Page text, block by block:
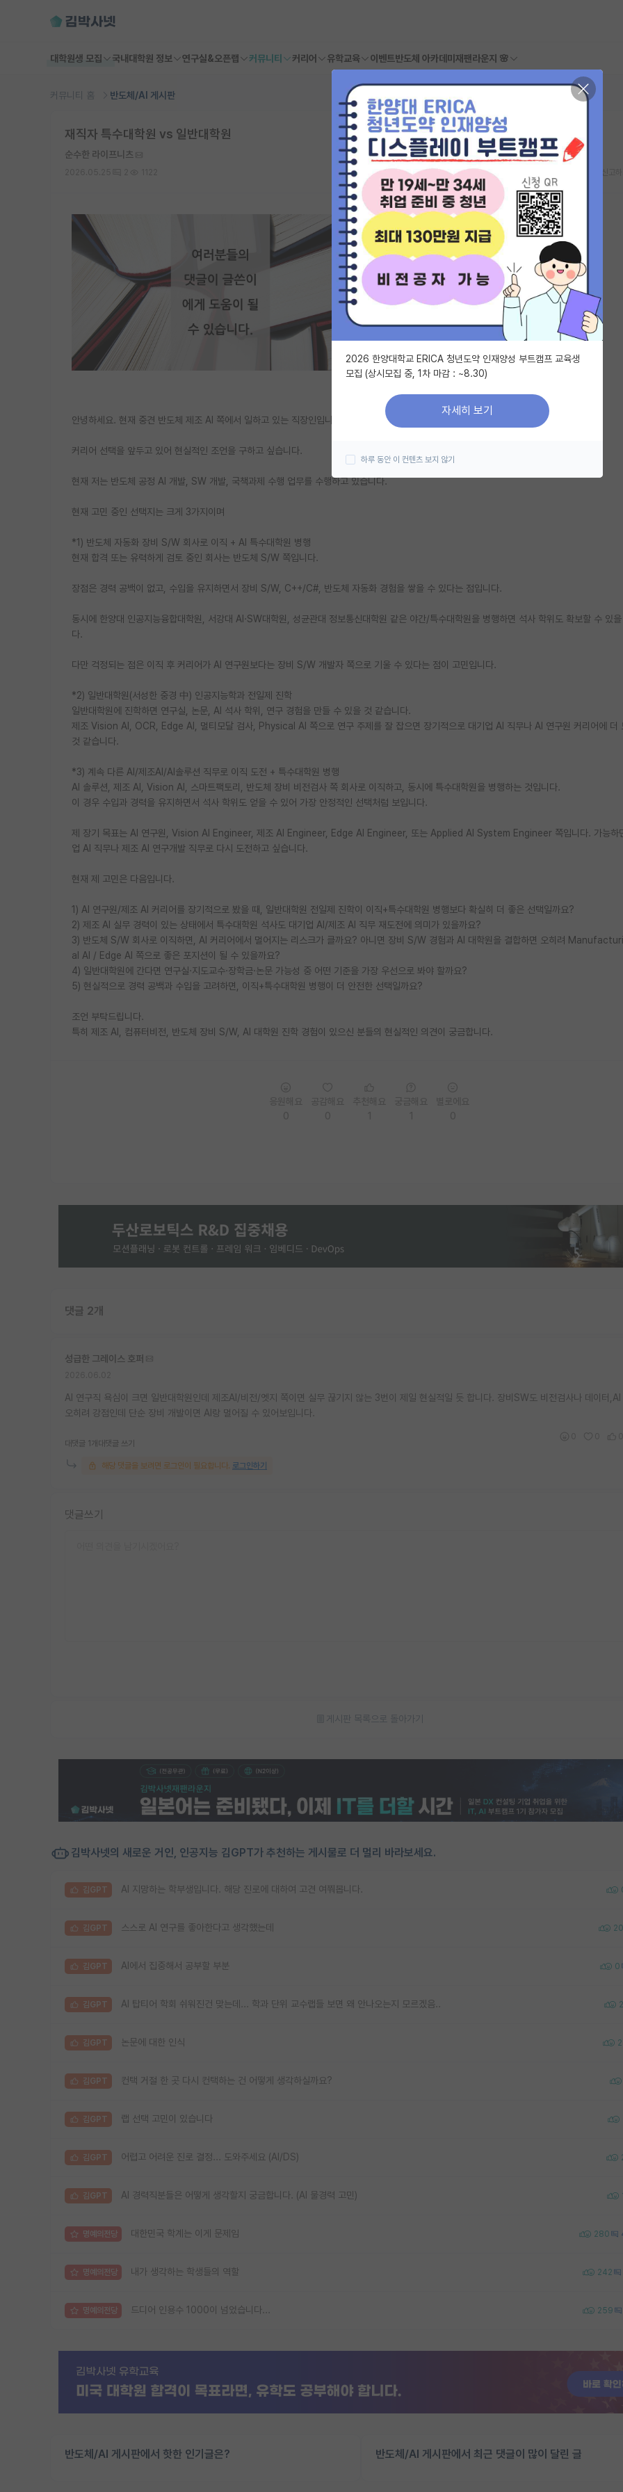
대학원생 모집 국내대학원 정보 연구실&오픈랩 커뮤니티 커리어 유학교육 이벤트반도체 아카데미 재팬라운지 🌸
커뮤니티 홈 반도체/AI 게시판
재직자 특수대학원 vs 일반대학원
순수한 라이프니츠
안녕하세요. 현재 중견 반도체 제조 AI 쪽에서 일하고 있는 직장인입니다.
커리어 선택을 앞두고 있어 현실적인 조언을 구하고 싶습니다.
현재 저는 반도체 공정 AI 개발, SW 개발, 국책과제 수행 업무를 수행하고 있습니다.
현재 고민 중인 선택지는 크게 3가지이며
*1) 반도체 자동화 장비 S/W 회사로 이직 + AI 특수대학원 병행
현재 합격 또는 유력하게 검토 중인 회사는 반도체 S/W 쪽입니다.
장점은 경력 공백이 없고, 수입을 유지하면서 장비 S/W, C++/C#, 반도체 자동화 경험을 쌓을 수 있다는 점입니다.
동시에 한양대 인공지능융합대학원, 서강대 AI·SW대학원, 성균관대 정보통신대학원 같은 야간/특수대학원을 병행하면 석사 학위도 확보할 수 있
다.
다만 걱정되는 점은 이직 후 커리어가 AI 연구원보다는 장비 S/W 개발자 쪽으로 기울 수 있다는 점이 고민입니다.
*2) 일반대학원(서성한 중경 中) 인공지능학과 전일제 진학
일반대학원에 진학하면 연구실, 논문, AI 석사 학위, 연구 경험을 만들 수 있을 것 같습니다.
제조 Vision AI, OCR, Edge AI, 멀티모달 검사, Physical AI 쪽으로 연구 주제를 잘 잡으면 장기적으로 대기업 AI 직무나 AI 연구원 커리어에 더
것 같습니다.
*3) 계속 다른 AI/제조AI/AI솔루션 직무로 이직 도전 + 특수대학원 병행
AI 솔루션, 제조 AI, Vision AI, 스마트팩토리, 반도체 장비 비전검사 쪽 회사로 이직하고, 동시에 특수대학원을 병행하는 것입니다.
이 경우 수입과 경력을 유지하면서 석사 학위도 얻을 수 있어 가장 안정적인 선택처럼 보입니다.
제 장기 목표는 AI 연구원, Vision AI Engineer, 제조 AI Engineer, Edge AI Engineer, 또는 Applied AI System Engineer 쪽입니다. 가능하
업 AI 직무나 제조 AI 연구개발 직무로 다시 도전하고 싶습니다.
현재 제 고민은 다음입니다.
1) AI 연구원/제조 AI 커리어를 장기적으로 봤을 때, 일반대학원 전일제 진학이 이직+특수대학원 병행보다 확실히 더 좋은 선택일까요?
2) 제조 AI 실무 경력이 있는 상태에서 특수대학원 석사도 대기업 AI/제조 AI 직무 재도전에 의미가 있을까요?
3) 반도체 S/W 회사로 이직하면, AI 커리어에서 멀어지는 리스크가 클까요? 아니면 장비 S/W 경험과 AI 대학원을 결합하면 오히려
al AI / Edge AI 쪽으로 좋은 포지션이 될 수 있을까요?
4) 일반대학원에 간다면 연구실·지도교수·장학금·논문 가능성 중 어떤 기준을 가장 우선으로 봐야 할까요?
5) 현실적으로 경력 공백과 수입을 고려하면, 이직+특수대학원 병행이 더 안전한 선택일까요?
조언 부탁드립니다.
특히 제조 AI, 컴퓨터비전, 반도체 장비 S/W, AI 대학원 진학 경험이 있으신 분들의 현실적인 의견이 궁금합니다.
댓글 2개
성급한 그레이스 호퍼
AI 연구직 욕심이 크면 일반대학원인데 제조AI/비전/엣지 쪽이면 실무 끊기지 않는 3번이 제일 현실적일 듯 합니다. 장비SW도 비전검사나 데이터
오히려 강점인데 단순 장비 개발이면 AI랑 멀어질 수 있어보입니다.
대댓글 1개 대댓글 쓰기
해당 댓글을 보려면 로그인이 필요합니다. 로그인하기
댓글쓰기
게시판 목록으로 돌아가기
김박사넷의 새로운 거인, 인공지능 김GPT가 추천하는 게시물로 더 멀리 바라보세요.
김GPT AI 지망하는 학부생입니다. 해당 진로에 대하여 고견 여쭤봅니다.
김GPT 스스로 AI 연구를 좋아한다고 생각했는데 20
김GPT AI에서 집중해서 공부할 부분 0
김GPT AI 탑티어 학회 쉬워진건 맞는데... 학과 단위 교수랩들 보면 왜 안나오는지 모르겠음.. 2
김GPT 논문에 대한 인식 2
김GPT 컨택 거절 한 곳 다시 컨택하는 건 어떻게 생각하실까요?
김GPT 랩 선택 고민이 있습니다
김GPT 어렵고 어려운 진로 결정... 도와주세요 (AI/DS)
김GPT AI 경력직분들은 어떻게 생각할지 궁금합니다. (AI 물경력 고민)
명예의전당 대한민국 학계는 이게 문제임 280
명예의전당 내가 생각하는 학생들의 역할 242
명예의전당 드디어 인용수 1000이 넘었습니다... 259
반도체/AI 게시판에서 핫한 인기글은? 반도체/AI 게시판에서 최근 댓글이 많이 달린 글
2026 한양대학교 ERICA 청년도약 인재양성 부트캠프 교육생
모집 (상시모집 중, 1차 마감 : ~8.30)
자세히 보기
하루 동안 이 컨텐츠 보지 않기